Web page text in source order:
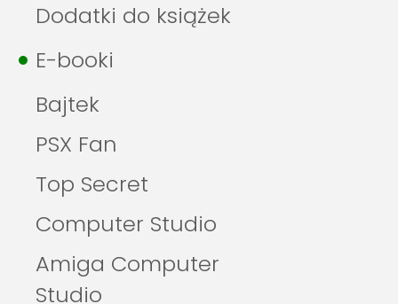
Dodatki do książek
E-booki
Bajtek
PSX Fan
Top Secret
Computer Studio
Amiga Computer
Studio